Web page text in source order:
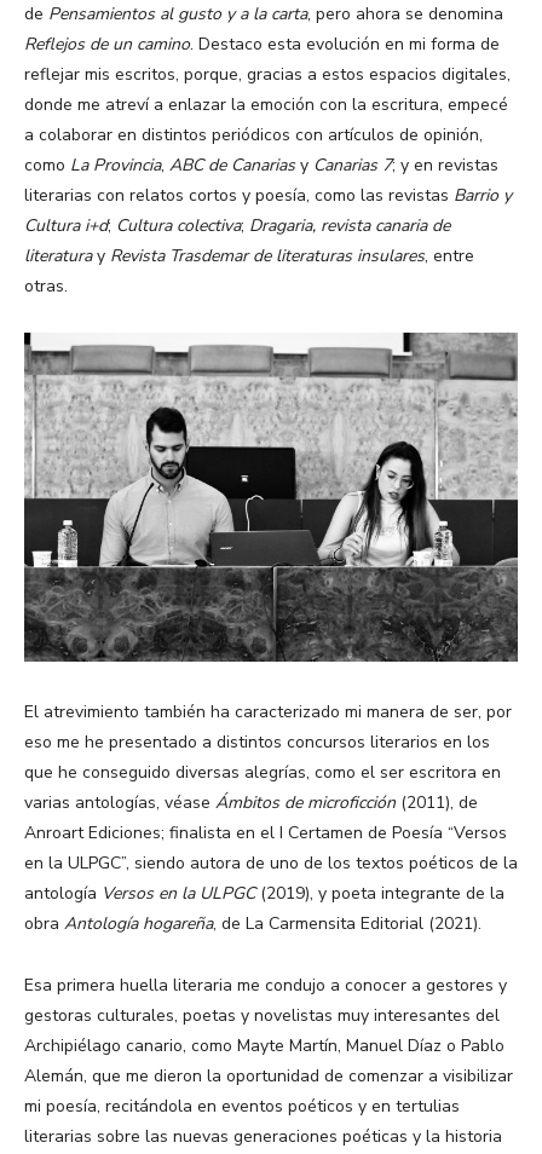
de Pensamientos al gusto y a la carta, pero ahora se denomina
Reflejos de un camino. Destaco esta evolución en mi forma de
reflejar mis escritos, porque, gracias a estos espacios digitales,
donde me atreví a enlazar la emoción con la escritura, empecé
a colaborar en distintos periódicos con artículos de opinión,
como La Provincia, ABC de Canariasy Canarias 7; y en revistas
literarias con relatos cortos y poesía, como las revistas Barrio y
Cultura i+d; Cultura colectiva; Dragaria, revista canaria de
literaturay Revista Trasdemar de literaturas insulares, entre
otras.
El atrevimiento también ha caracterizado mi manera de ser, por
eso me he presentado a distintos concursos literarios en los
que he conseguido diversas alegrías, como el ser escritora en
varias antologías, véase Ámbitos de microficción(2011), de
Anroart Ediciones; finalista en el I Certamen de Poesía “Versos
en la ULPGC”, siendo autora de uno de los textos poéticos de la
antología Versos en la ULPGC(2019), y poeta integrante de la
obra Antología hogareña, de La Carmensita Editorial (2021).
Esa primera huella literaria me condujo a conocer a gestores y
gestoras culturales, poetas y novelistas muy interesantes del
Archipiélago canario, como Mayte Martín, Manuel Díaz o Pablo
Alemán, que me dieron la oportunidad de comenzar a visibilizar
mi poesía, recitándola en eventos poéticos y en tertulias
literarias sobre las nuevas generaciones poéticas y la historia